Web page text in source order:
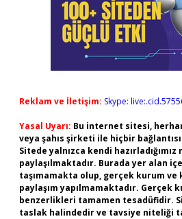
Reklam ve İletişim: Skype:
Yasal Uyarı: Bu internet sitesi,
veya şahıs şirketi ile hiçbir
Sitede yalnızca kendi
paylaşılmaktadır. Burada yer alan
taşımamakta olup, gerçek kurum ve
paylaşım yapılmamaktadır. Gerçek
benzerlikleri tamamen tesadüfidir.
taslak halindedir ve tavsiye niteliği